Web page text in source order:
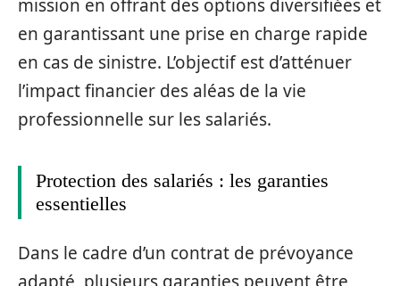
mission en offrant des options diversifiées et
en garantissant une prise en charge rapide
en cas de sinistre. L’objectif est d’atténuer
l’impact financier des aléas de la vie
professionnelle sur les salariés.
Protection des salariés : les garanties
essentielles
Dans le cadre d’un contrat de prévoyance